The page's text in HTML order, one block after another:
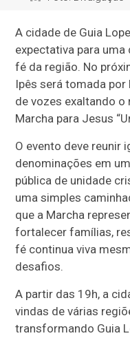
A cidade de Guia
expectativa para
fé da região. No
Ipês será tomada
de vozes exaltando
Marcha para Jesus
O evento deve reunir
denominações em
pública de unidade
uma simples
que a Marcha
fortalecer famílias,
fé continua viva
desafios.
A partir das 19h, a
vindas de várias
transformando Guia